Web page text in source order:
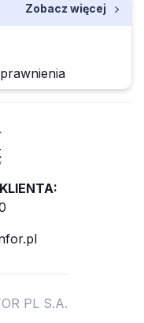
Zobacz więcej
PL S.A.